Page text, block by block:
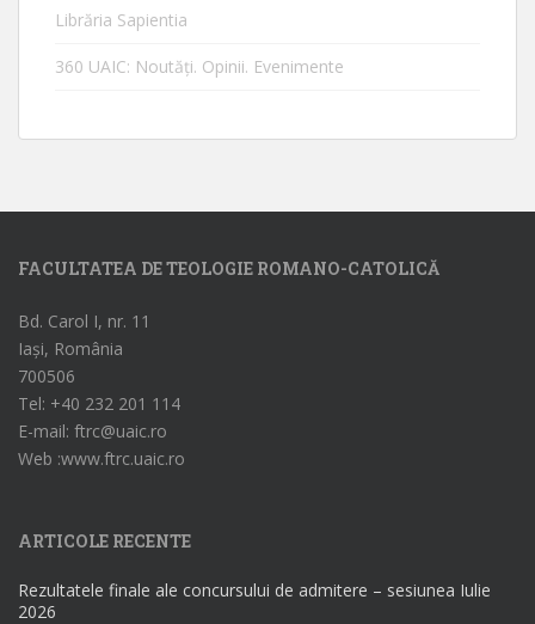
Librăria Sapientia
360 UAIC: Noutăţi. Opinii. Evenimente
FACULTATEA DE TEOLOGIE ROMANO-CATOLICĂ
Bd. Carol I, nr. 11
Iași, România
700506
Tel: +40 232 201 114
E-mail: ftrc@uaic.ro
Web :www.ftrc.uaic.ro
ARTICOLE RECENTE
Rezultatele finale ale concursului de admitere – sesiunea Iulie
2026